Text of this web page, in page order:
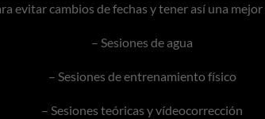
evitar cambios de fechas y tener así una
– Sesiones de agua
– Sesiones de entrenamiento físico
– Sesiones teóricas y vídeocorrección